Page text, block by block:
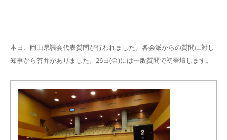
本日、岡山県議会代表質問が行われました。各会派からの質問に対し
知事から答弁がありました。26日(金)には一般質問で初登壇します。